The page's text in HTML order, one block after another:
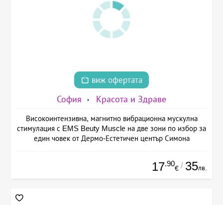
виж офертата
София Красота и Здраве
Високоинтензивна, магнитно вибрационна мускулна
стимулация с EMS Beuty Musclе на две зони по избор за
един човек от Дермо-Естетичен център Симона
17.90
€ / 35лв.